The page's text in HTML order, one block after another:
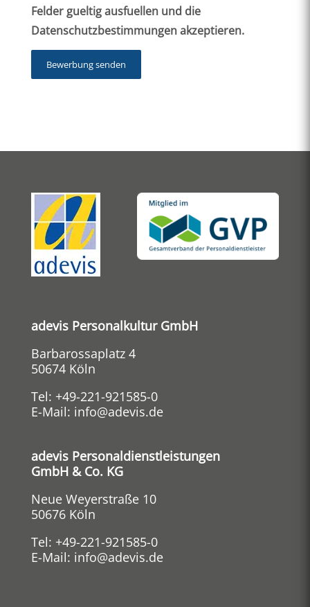
Felder gueltig ausfuellen und die
Datenschutzbestimmungen akzeptieren.
Bewerbung senden
adevis Personalkultur GmbH
Barbarossaplatz 4
50674 Köln
Tel: +49-221-921585-0
E-Mail: info@adevis.de
adevis Personaldienstleistungen
GmbH & Co. KG
Neue Weyerstraße 10
50676 Köln
Tel: +49-221-921585-0
E-Mail: info@adevis.de